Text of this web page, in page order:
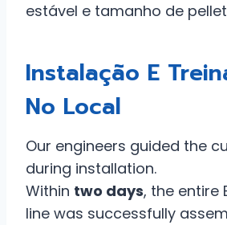
estável e tamanho de
Instalação E
No Local
Our engineers guided the
during installation.
Within two days, the entire
line was successfully